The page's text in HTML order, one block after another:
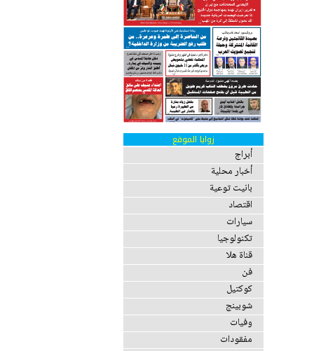
زوايا الموقع
أبراج
أخبار محلية
بانيت توعية
اقتصاد
سيارات
تكنولوجيا
قناة هلا
فن
كوكتيل
شوبينج
وفيات
مفقودات